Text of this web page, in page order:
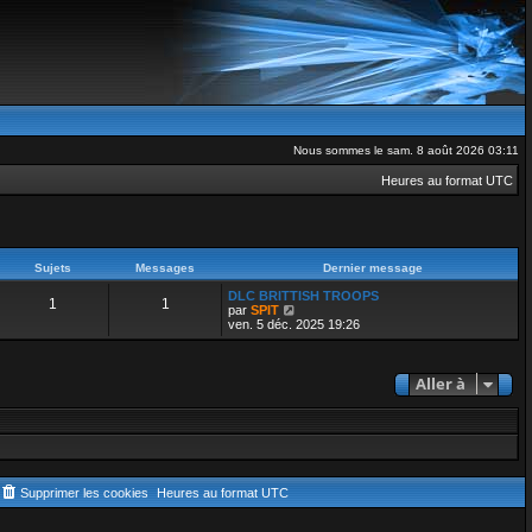
Nous sommes le sam. 8 août 2026 03:11
Heures au format UTC
Sujets Messages Dernier message
1 1
DLC BRITTISH TROOPS
par SPIT
o
i
e
n
e
r
e
ven. 5 déc. 2025 19:26
Aller à
Heures au format UTC
Supprimer les cookies